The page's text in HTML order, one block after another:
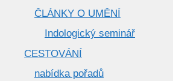
ČLÁNKY O UMĚNÍ
Indologický seminář
CESTOVÁNÍ
nabídka pořadů